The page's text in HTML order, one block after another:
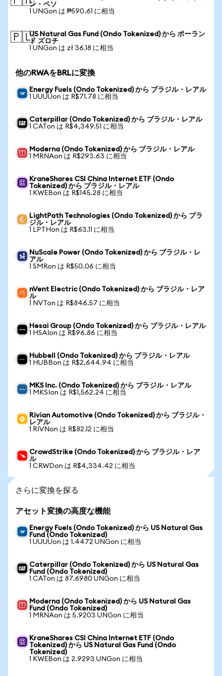
ン・ペソ
1 UNGon は ₱590.61 に相当
🇵🇱US Natural Gas Fund (Ondo Tokenized) から ポーラン
ド ズロチ
1 UNGon は zł 36.18 に相当
他のRWAをBRLに変換
Energy Fuels (Ondo Tokenized) から ブラジル・レアル
1 UUUUon は R$71.78 に相当
Caterpillar (Ondo Tokenized) から ブラジル・レアル
1 CATon は R$4,349.51 に相当
Moderna (Ondo Tokenized) から ブラジル・レアル
1 MRNAon は R$293.63 に相当
KraneShares CSI China Internet ETF (Ondo
Tokenized) から ブラジル・レアル
1 KWEBon は R$145.28 に相当
LightPath Technologies (Ondo Tokenized) から ブラ
ジル・レアル
1 LPTHon は R$63.11 に相当
NuScale Power (Ondo Tokenized) から ブラジル・レ
アル
1 SMRon は R$50.06 に相当
nVent Electric (Ondo Tokenized) から ブラジル・レア
ル
1 NVTon は R$846.57 に相当
Hesai Group (Ondo Tokenized) から ブラジル・レアル
1 HSAIon は R$96.86 に相当
Hubbell (Ondo Tokenized) から ブラジル・レアル
1 HUBBon は R$2,644.94 に相当
MKS Inc. (Ondo Tokenized) から ブラジル・レアル
1 MKSIon は R$1,562.24 に相当
Rivian Automotive (Ondo Tokenized) から ブラジル・
レアル
1 RIVNon は R$82.12 に相当
CrowdStrike (Ondo Tokenized) から ブラジル・レア
ル
1 CRWDon は R$4,334.42 に相当
さらに変換を探る
アセット変換の高度な機能
Energy Fuels (Ondo Tokenized) から US Natural Gas
Fund (Ondo Tokenized)
1 UUUUon は 1.4472 UNGon に相当
Caterpillar (Ondo Tokenized) から US Natural Gas
Fund (Ondo Tokenized)
1 CATon は 87.6980 UNGon に相当
Moderna (Ondo Tokenized) から US Natural Gas
Fund (Ondo Tokenized)
1 MRNAon は 5.9203 UNGon に相当
KraneShares CSI China Internet ETF (Ondo
Tokenized) から US Natural Gas Fund (Ondo
Tokenized)
1 KWEBon は 2.9293 UNGon に相当